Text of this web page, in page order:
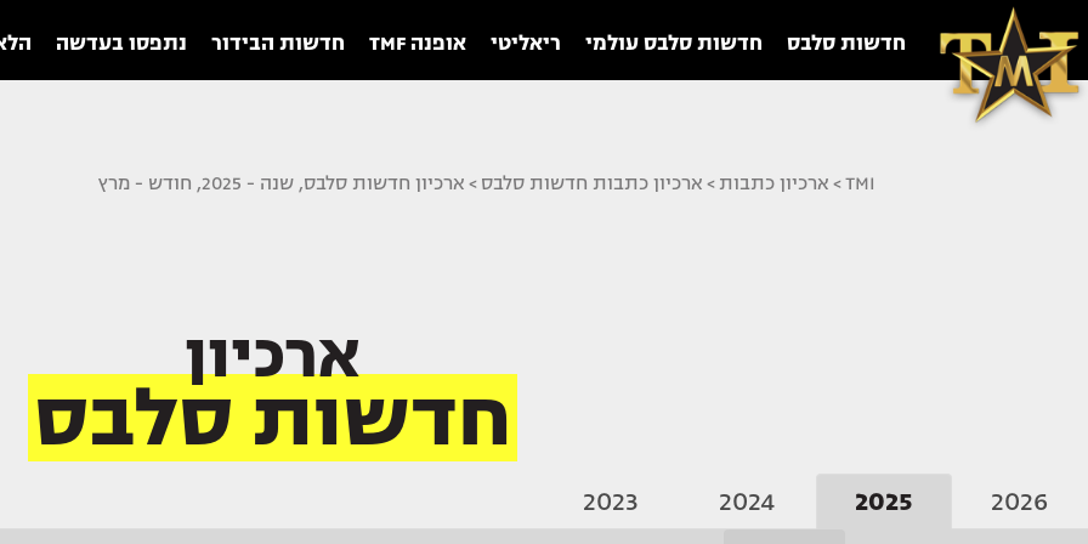
חדשות סלבס חדשות סלבס עולמי ריאליטי אופנה TMF חדשות הבידור נתפסו בעדשה
TMI
> ארכיון כתבות > ארכיון כתבות חדשות סלבס > ארכיון חדשות סלבס, שנה - 2025, חודש - מרץ
ארכיון
חדשות סלבס
2026
2025
2024
2023